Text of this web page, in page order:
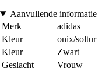
Aanvullende informatie
Merk
adidas
Kleur
onix/soltur
Kleur
Zwart
Geslacht
Vrouw